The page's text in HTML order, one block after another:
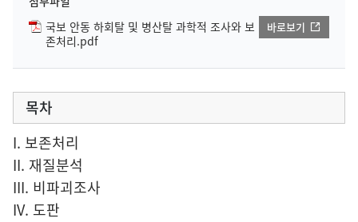
국보 안동 하회탈 및 병산탈 과학적 조사와 보
존처리.pdf
바로보기
목차
I. 보존처리
II. 재질분석
III. 비파괴조사
IV. 도판